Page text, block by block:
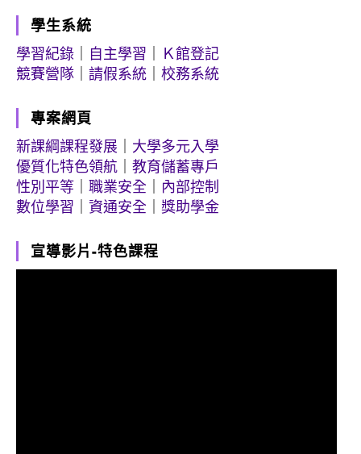
學生系統
學習紀錄
自主學習
Ｋ館登記
競賽營隊
請假系統 校務系統
專案網頁
新課綱課程發展
大學多元入學
優質化特色領航
教育儲蓄專戶
性別平等
職業安全
內部控制
數位學習
資通安全 獎助學金
宣導影片-特色課程